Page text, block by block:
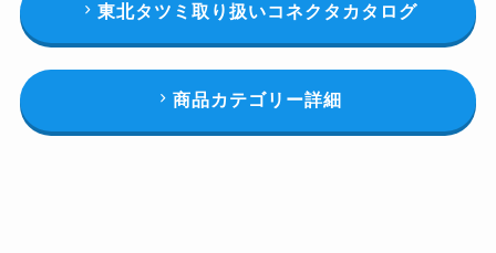
東北タツミ取り扱いコネクタカタログ
商品カテゴリー詳細